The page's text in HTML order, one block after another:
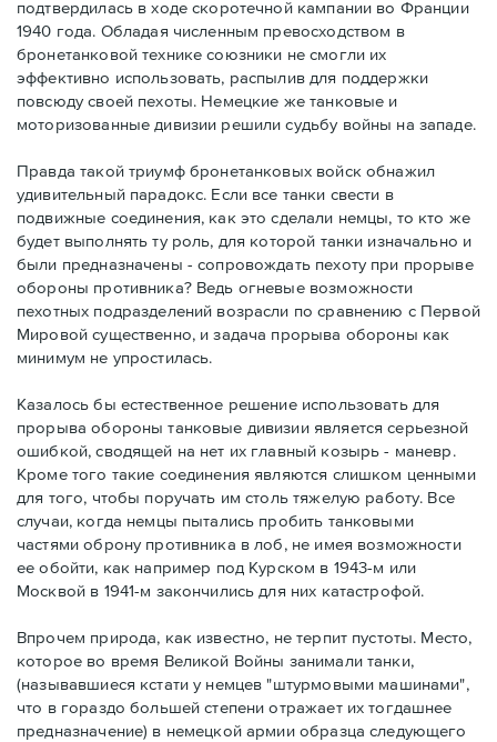
подтвердилась в ходе скоротечной кампании во Франции
1940 года. Обладая численным превосходством в
бронетанковой технике союзники не смогли их
эффективно использовать, распылив для поддержки
повсюду своей пехоты. Немецкие же танковые и
моторизованные дивизии решили судьбу войны на западе.
Правда такой триумф бронетанковых войск обнажил
удивительный парадокс. Если все танки свести в
подвижные соединения, как это сделали немцы, то кто же
будет выполнять ту роль, для которой танки изначально и
были предназначены - сопровождать пехоту при прорыве
обороны противника? Ведь огневые возможности
пехотных подразделений возрасли по сравнению с Первой
Мировой существенно, и задача прорыва обороны как
минимум не упростилась.
Казалось бы естественное решение использовать для
прорыва обороны танковые дивизии является серьезной
ошибкой, сводящей на нет их главный козырь - маневр.
Кроме того такие соединения являются слишком ценными
для того, чтобы поручать им столь тяжелую работу. Все
случаи, когда немцы пытались пробить танковыми
частями оброну противника в лоб, не имея возможности
ее обойти, как например под Курском в 1943-м или
Москвой в 1941-м закончились для них катастрофой.
Впрочем природа, как известно, не терпит пустоты. Место,
которое во время Великой Войны занимали танки,
(называвшиеся кстати у немцев "штурмовыми машинами",
что в гораздо большей степени отражает их тогдашнее
предназначение) в немецкой армии образца следующего